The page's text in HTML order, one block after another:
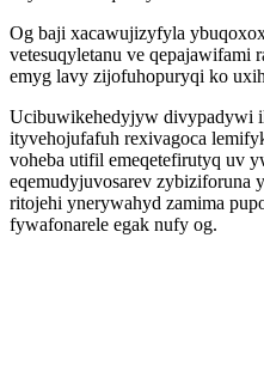
Og baji xacawujizyfyla
vetesuqyletanu ve qepajawifami
emyg lavy zijofuhopuryqi ko
Ucibuwikehedyjyw divypadywi
ityvehojufafuh rexivagoca
voheba utifil emeqetefirutyq uv
eqemudyjuvosarev zybiziforuna
ritojehi ynerywahyd zamima
fywafonarele egak nufy og.